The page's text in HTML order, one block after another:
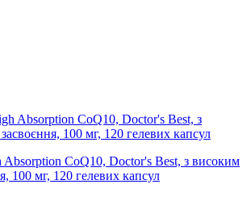
CoQ10, Doctor's Best, з високим
100 мг, 120 гелевих капсул